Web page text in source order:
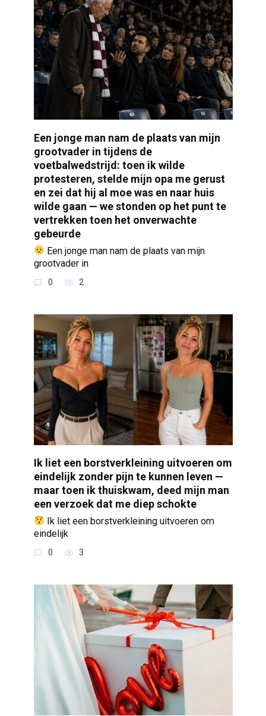
Een jonge man nam de plaats van mijn
grootvader in tijdens de
voetbalwedstrijd: toen ik wilde
protesteren, stelde mijn opa me gerust
en zei dat hij al moe was en naar huis
wilde gaan — we stonden op het punt te
vertrekken toen het onverwachte
gebeurde
Een jonge man nam de plaats van mijn
grootvader in
0 2
Ik liet een borstverkleining uitvoeren om
eindelijk zonder pijn te kunnen leven —
maar toen ik thuiskwam, deed mijn man
een verzoek dat me diep schokte
Ik liet een borstverkleining uitvoeren om
eindelijk
0 3